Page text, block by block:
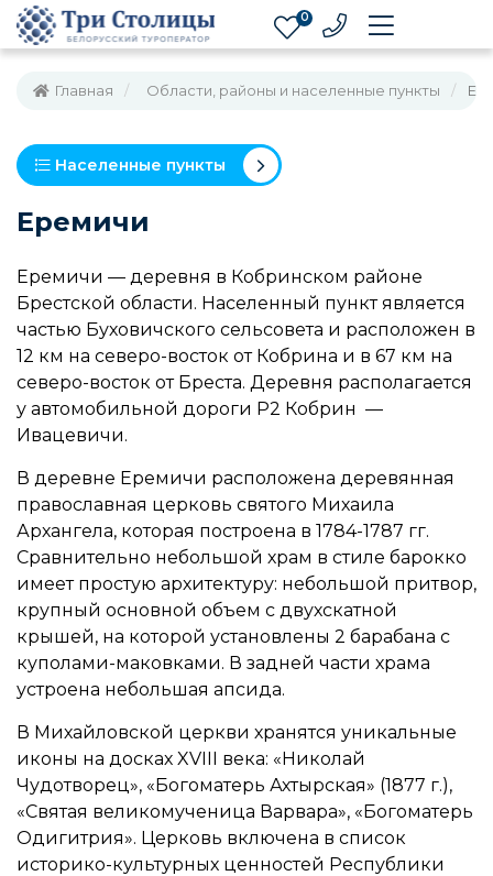
0
Главная Области, районы и населенные пункты
Населенные пункты
Еремичи
Еремичи — деревня в Кобринском районе
Брестской области. Населенный пункт является
частью Буховичского сельсовета и расположен в
12 км на северо-восток от Кобрина и в 67 км на
северо-восток от Бреста. Деревня располагается
у автомобильной дороги Р2 Кобрин —
Ивацевичи.
В деревне Еремичи расположена деревянная
православная церковь святого Михаила
Архангела, которая построена в 1784-1787 гг.
Сравнительно небольшой храм в стиле барокко
имеет простую архитектуру: небольшой притвор,
крупный основной объем с двухскатной
крышей, на которой установлены 2 барабана с
куполами-маковками. В задней части храма
устроена небольшая апсида.
В Михайловской церкви хранятся уникальные
иконы на досках XVIII века: «Николай
Чудотворец», «Богоматерь Ахтырская» (1877 г.),
«Святая великомученица Варвара», «Богоматерь
Одигитрия». Церковь включена в список
историко-культурных ценностей Республики